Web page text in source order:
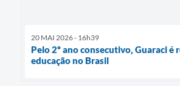
20 MAI 2026 - 16h39
Pelo 2º ano consecutivo, Guaraci é
educação no Brasil